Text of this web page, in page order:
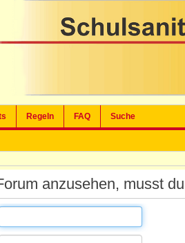
Regeln FAQ Suche
anzusehen, musst